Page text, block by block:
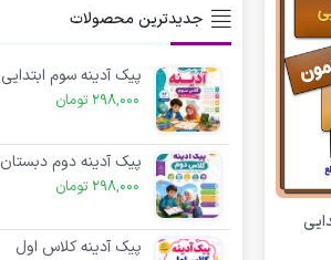
جدیدترین محصولات
پیک آدینه سوم ابتدایی
298,000 تومان
پیک آدینه دوم دبستان
298,000 تومان
پیک آدینه کلاس اول